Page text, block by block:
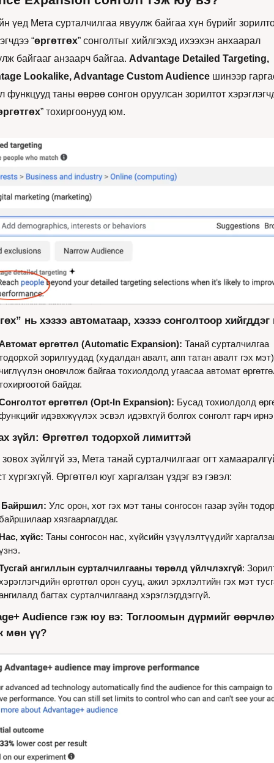
үед Мета сурталчилгаа явуулж байгаа хүн бүрийг
“өргөтгөх” сонголтыг хийлгэхэд ихээхэн анхаарал
байгааг анзаарч байгаа. Advantage Detailed Targeting,
Lookalike, Advantage Custom Audience шинээр
функцууд таны өөрөө сонгон оруулсан зорилтот
” тохиргоонууд юм.
нь хэзээ автоматаар, хэзээ сонголтоор хийгддэг
өргөтгөл (Automatic Expansion): Танай сурталчилгаа
зорилгуудад (худалдан авалт, апп татан авалт гэх мэт)
оновчлож байгаа тохиолдолд угаасаа автомат
байдаг.
өргөтгөл (Opt-In Expansion): Бусад тохиолдолд
идэвхжүүлэх эсвэл идэвхгүй болгох сонголт гарч
зүйл: Өргөтгөл тодорхой лимиттэй
зүйлгүй ээ, Мета танай сурталчилгааг огт
хүргэхгүй. Өргөтгөл юуг харгалзан үздэг вэ гэвэл:
Байршил: Улс орон, хот гэх мэт таны сонгосон газар зүйн
хязгаарлагддаг.
хүйс: Таны сонгосон нас, хүйсийн үзүүлэлтүүдийг
ангиллын сурталчилгааны төрөлд үйлчлэхгүй:
өргөтгөл орон сууц, ажил эрхлэлтийн гэх мэт
багтах сурталчилгаанд хэрэглэгддэггүй.
Audience гэж юу вэ: Тоглоомын дүрмийг
мөн үү?